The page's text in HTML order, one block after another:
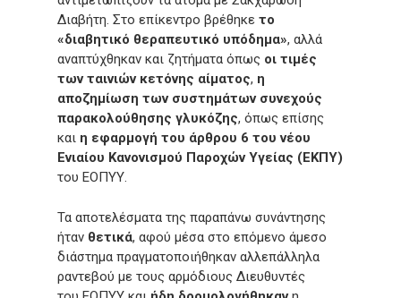
Διαβήτη. Στο επίκεντρο βρέθηκε το
«διαβητικό θεραπευτικό υπόδημα», αλλά
αναπτύχθηκαν και ζητήματα όπως οι τιμές
των ταινιών κετόνης αίματος, η
αποζημίωση των συστημάτων συνεχούς
παρακολούθησης γλυκόζης, όπως επίσης
και η εφαρμογή του άρθρου 6 του νέου
Ενιαίου Κανονισμού Παροχών Υγείας (ΕΚΠΥ)
του ΕΟΠΥΥ.
Τα αποτελέσματα της παραπάνω συνάντησης
ήταν θετικά, αφού μέσα στο επόμενο άμεσο
διάστημα πραγματοποιήθηκαν αλλεπάλληλα
ραντεβού με τους αρμόδιους Διευθυντές